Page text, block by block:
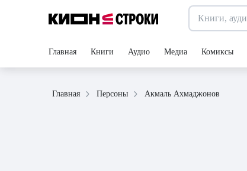
Главная Книги Аудио Медиа Комиксы
Главная Персоны Акмаль Ахмаджонов